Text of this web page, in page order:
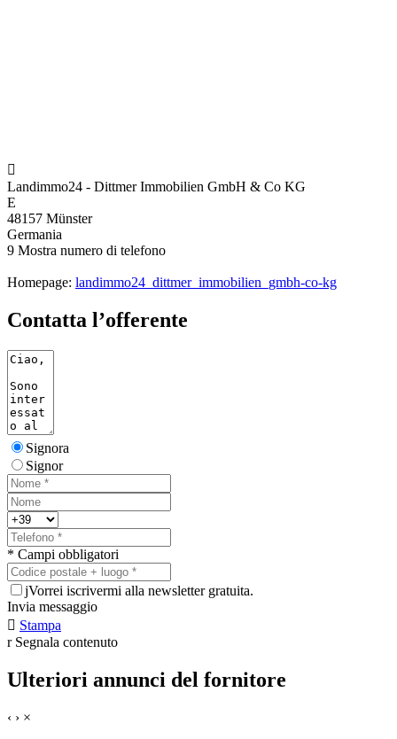

Landimmo24 - Dittmer Immobilien GmbH & Co KG
E
48157 Münster
Germania
9 Mostra numero di telefono
Homepage: landimmo24_dittmer_immobilien_gmbh-co-kg
Contatta l’offerente
Signora
Signor
* Campi obbligatori
jVorrei iscrivermi alla newsletter gratuita.
Invia messaggio
 Stampa
r Segnala contenuto
Ulteriori annunci del fornitore
‹ › ×